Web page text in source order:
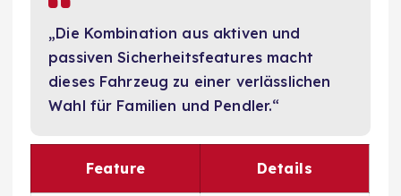
„Die Kombination aus aktiven und
passiven Sicherheitsfeatures macht
dieses Fahrzeug zu einer verlässlichen
Wahl für Familien und Pendler.“
Feature Details